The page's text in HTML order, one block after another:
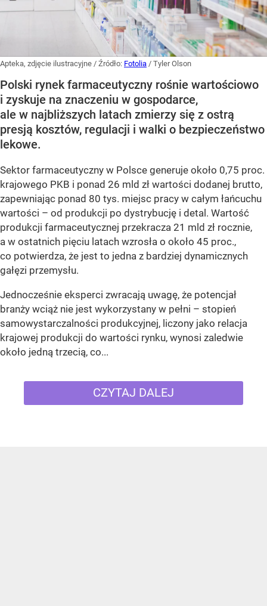
Apteka, zdjęcie ilustracyjne / Źródło: Fotolia / Tyler Olson
Polski rynek farmaceutyczny rośnie wartościowo
i zyskuje na znaczeniu w gospodarce,
ale w najbliższych latach zmierzy się z ostrą
presją kosztów, regulacji i walki o bezpieczeństwo
lekowe.
Sektor farmaceutyczny w Polsce generuje około 0,75 proc.
krajowego PKB i ponad 26 mld zł wartości dodanej brutto,
zapewniając ponad 80 tys. miejsc pracy w całym łańcuchu
wartości – od produkcji po dystrybucję i detal. Wartość
produkcji farmaceutycznej przekracza 21 mld zł rocznie,
a w ostatnich pięciu latach wzrosła o około 45 proc.,
co potwierdza, że jest to jedna z bardziej dynamicznych
gałęzi przemysłu.
Jednocześnie eksperci zwracają uwagę, że potencjał
branży wciąż nie jest wykorzystany w pełni – stopień
samowystarczalności produkcyjnej, liczony jako relacja
krajowej produkcji do wartości rynku, wynosi zaledwie
około jedną trzecią, co...
CZYTAJ DALEJ